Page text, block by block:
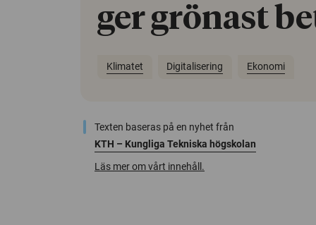
ger grönast
Klimatet Digitalisering Ekonomi
Texten baseras på en nyhet från
KTH – Kungliga Tekniska högskolan
Läs mer om vårt innehåll.